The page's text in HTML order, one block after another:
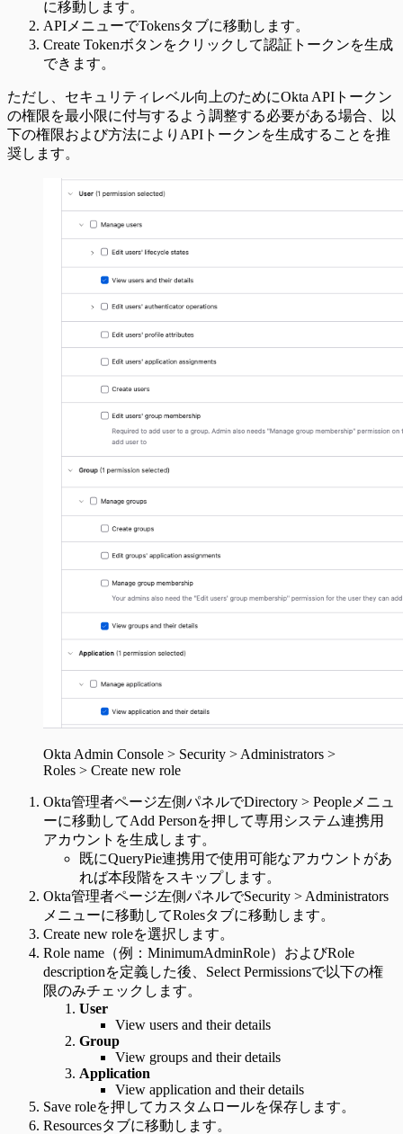
に移動します。
APIメニューでTokensタブに移動します。
Create Tokenボタンをクリックして認証トークンを生成
できます。
ただし、セキュリティレベル向上のためにOkta APIトークン
の権限を最小限に付与するよう調整する必要がある場合、以
下の権限および方法によりAPIトークンを生成することを推
奨します。
Okta Admin Console > Security > Administrators >
Roles > Create new role
Okta管理者ページ左側パネルでDirectory > Peopleメニュ
ーに移動してAdd Personを押して専用システム連携用
アカウントを生成します。
既にQueryPie連携用で使用可能なアカウントがあ
れば本段階をスキップします。
Okta管理者ページ左側パネルでSecurity > Administrators
メニューに移動してRolesタブに移動します。
Create new roleを選択します。
Role name（例：MinimumAdminRole）およびRole
descriptionを定義した後、Select Permissionsで以下の権
限のみチェックします。
User
View users and their details
Group
View groups and their details
Application
View application and their details
Save roleを押してカスタムロールを保存します。
Resourcesタブに移動します。